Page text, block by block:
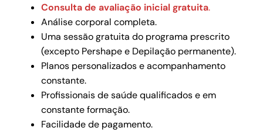
Consulta de avaliação inicial gratuita.
Análise corporal completa.
Uma sessão gratuita do programa prescrito
(excepto Pershape e Depilação permanente).
Planos personalizados e acompanhamento
constante.
Profissionais de saúde qualificados e em
constante formação.
Facilidade de pagamento.